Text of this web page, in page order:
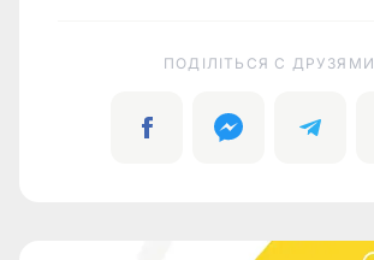
ПОДІЛІТЬСЯ C ДРУЗЯМИ